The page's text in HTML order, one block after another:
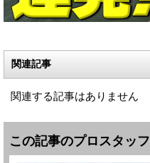
関連記事
関連する記事はありません
この記事のプロスタッフ